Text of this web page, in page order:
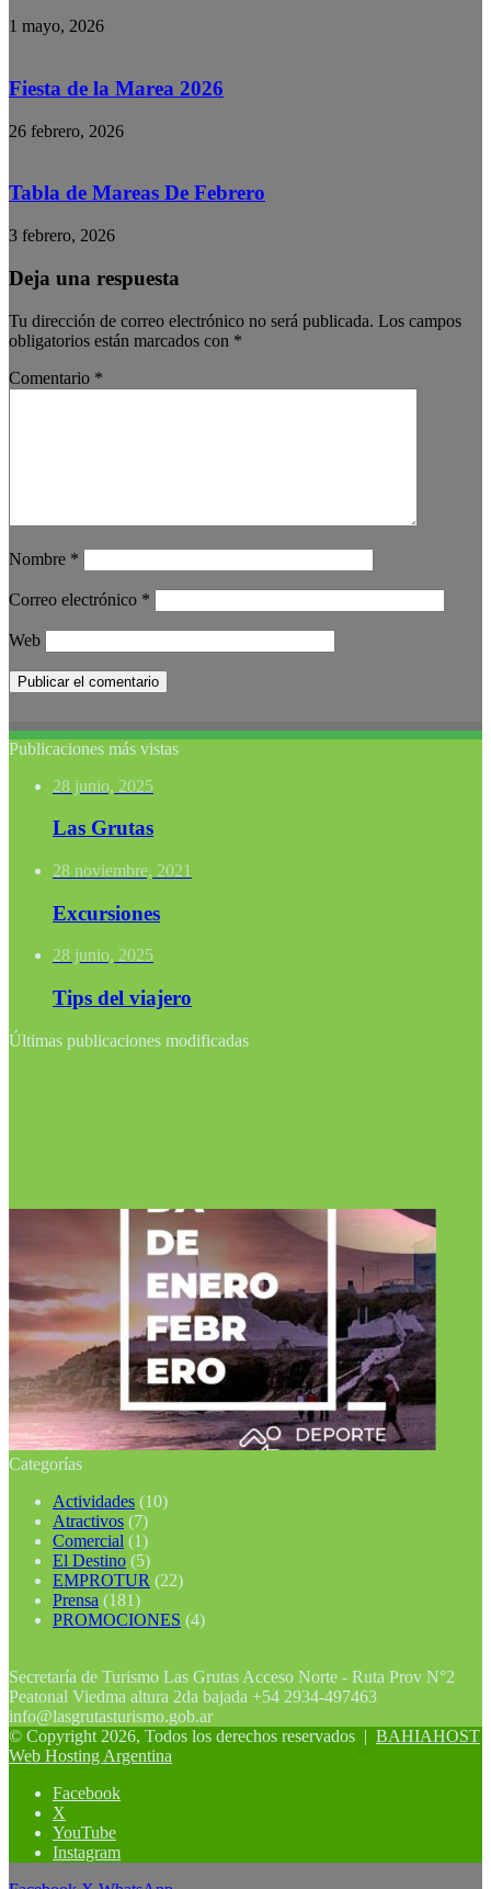
1 mayo, 2026
Fiesta de la Marea 2026
26 febrero, 2026
Tabla de Mareas De Febrero
3 febrero, 2026
Deja una respuesta
Tu dirección de correo electrónico no será publicada. Los campos
obligatorios están marcados con *
Comentario *
Nombre *
Correo electrónico *
Web
Publicaciones más vistas
28 junio, 2025
Las Grutas
28 noviembre, 2021
Excursiones
28 junio, 2025
Tips del viajero
Últimas publicaciones modificadas
Categorías
Actividades (10)
Atractivos (7)
Comercial (1)
El Destino (5)
EMPROTUR (22)
Prensa (181)
PROMOCIONES (4)
Secretaría de Turismo Las Grutas Acceso Norte - Ruta Prov N°2
Peatonal Viedma altura 2da bajada +54 2934-497463
info@lasgrutasturismo.gob.ar
© Copyright 2026, Todos los derechos reservados | BAHIAHOST
Web Hosting Argentina
Facebook
X
YouTube
Instagram